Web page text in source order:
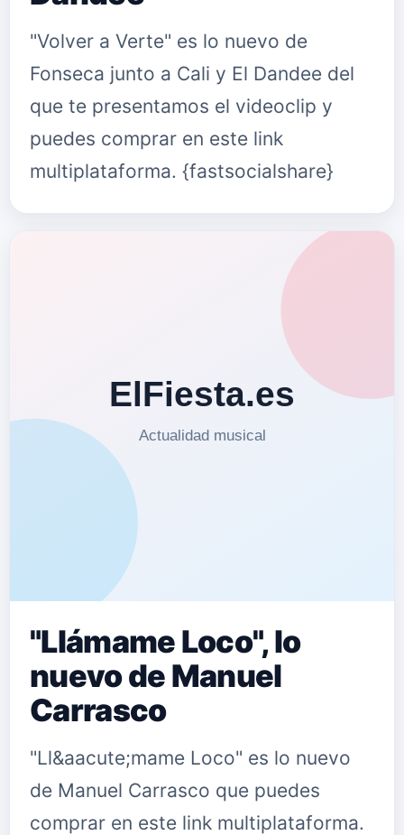
"Volver a Verte" es lo nuevo de
Fonseca junto a Cali y El Dandee del
que te presentamos el videoclip y
puedes comprar en este link
multiplataforma. {fastsocialshare}
"Llámame Loco", lo
nuevo de Manuel
Carrasco
"Ll&aacute;mame Loco" es lo nuevo
de Manuel Carrasco que puedes
comprar en este link multiplataforma.